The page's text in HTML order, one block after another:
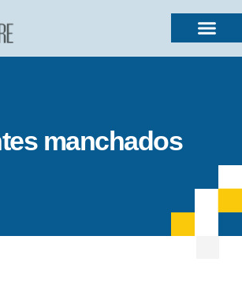
manchados